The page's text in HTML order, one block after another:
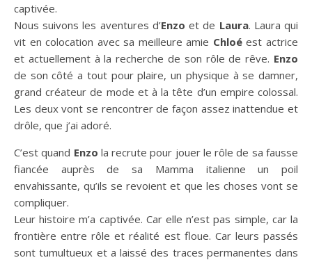
captivée.
Nous suivons les aventures d’Enzo et de Laura. Laura qui
vit en colocation avec sa meilleure amie Chloéest actrice
et actuellement à la recherche de son rôle de rêve. Enzo
de son côté a tout pour plaire, un physique à se damner,
grand créateur de mode et à la tête d’un empire colossal.
Les deux vont se rencontrer de façon assez inattendue et
drôle, que j’ai adoré.
C’est quand Enzo la recrute pour jouer le rôle de sa fausse
fiancée auprès de sa Mamma italienne un poil
envahissante, qu’ils se revoient et que les choses vont se
compliquer.
Leur histoire m’a captivée. Car elle n’est pas simple, car la
frontière entre rôle et réalité est floue. Car leurs passés
sont tumultueux et a laissé des traces permanentes dans